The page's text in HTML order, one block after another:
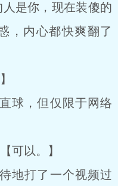
是你，现在装傻的
，内心都快爽翻了
，但仅限于网络
以。】
打了一个视频过